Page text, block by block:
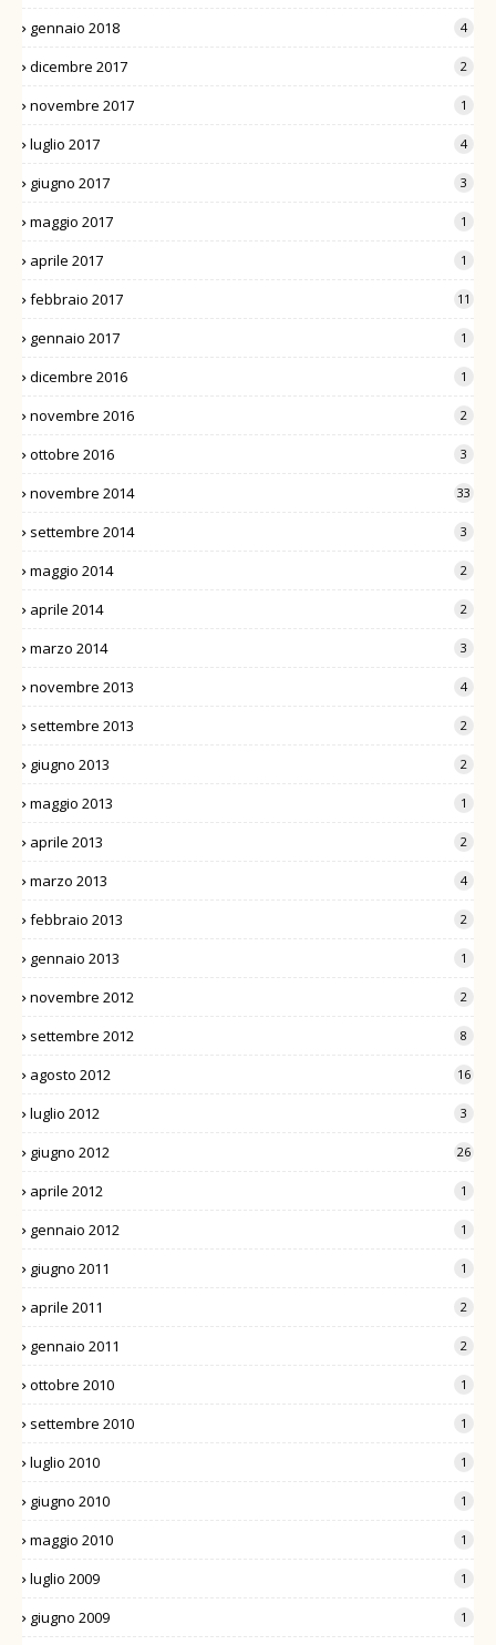
gennaio 2018 4
dicembre 2017 2
novembre 2017 1
luglio 2017 4
giugno 2017 3
maggio 2017 1
aprile 2017 1
febbraio 2017 11
gennaio 2017 1
dicembre 2016 1
novembre 2016 2
ottobre 2016 3
novembre 2014 33
settembre 2014 3
maggio 2014 2
aprile 2014 2
marzo 2014 3
novembre 2013 4
settembre 2013 2
giugno 2013 2
maggio 2013 1
aprile 2013 2
marzo 2013 4
febbraio 2013 2
gennaio 2013 1
novembre 2012 2
settembre 2012 8
agosto 2012 16
luglio 2012 3
giugno 2012 26
aprile 2012 1
gennaio 2012 1
giugno 2011 1
aprile 2011 2
gennaio 2011 2
ottobre 2010 1
settembre 2010 1
luglio 2010 1
giugno 2010 1
maggio 2010 1
luglio 2009 1
giugno 2009 1